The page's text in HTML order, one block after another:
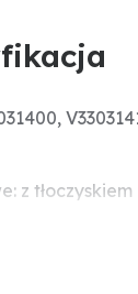
z tłoczyskiem